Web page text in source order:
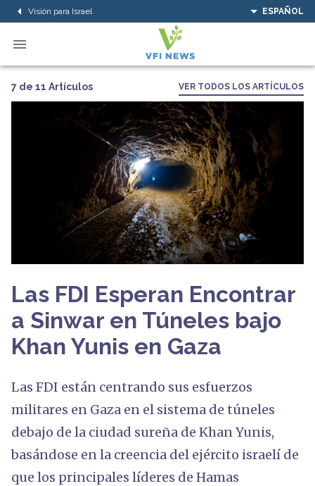
Visión para Israel ESPAÑOL
7 de 11 Artículos VER TODOS LOS ARTÍCULOS
Las FDI Esperan Encontrar
a Sinwar en Túneles bajo
Khan Yunis en Gaza
Las FDI están centrando sus esfuerzos
militares en Gaza en el sistema de túneles
debajo de la ciudad sureña de Khan Yunis,
basándose en la creencia del ejército israelí de
que los principales líderes de Hamas